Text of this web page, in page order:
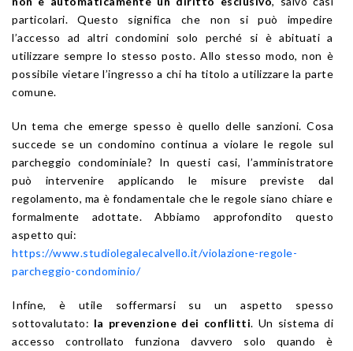
particolari. Questo significa che non si può impedire
l’accesso ad altri condomini solo perché si è abituati a
utilizzare sempre lo stesso posto. Allo stesso modo, non è
possibile vietare l’ingresso a chi ha titolo a utilizzare la parte
comune.
Un tema che emerge spesso è quello delle sanzioni. Cosa
succede se un condomino continua a violare le regole sul
parcheggio condominiale? In questi casi, l’amministratore
può intervenire applicando le misure previste dal
regolamento, ma è fondamentale che le regole siano chiare e
formalmente adottate. Abbiamo approfondito questo
aspetto qui:
https://www.studiolegalecalvello.it/violazione-regole-
parcheggio-condominio/
Infine, è utile soffermarsi su un aspetto spesso
sottovalutato: la prevenzione dei conflitti. Un sistema di
accesso controllato funziona davvero solo quando è